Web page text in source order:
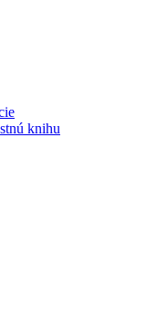
knihu